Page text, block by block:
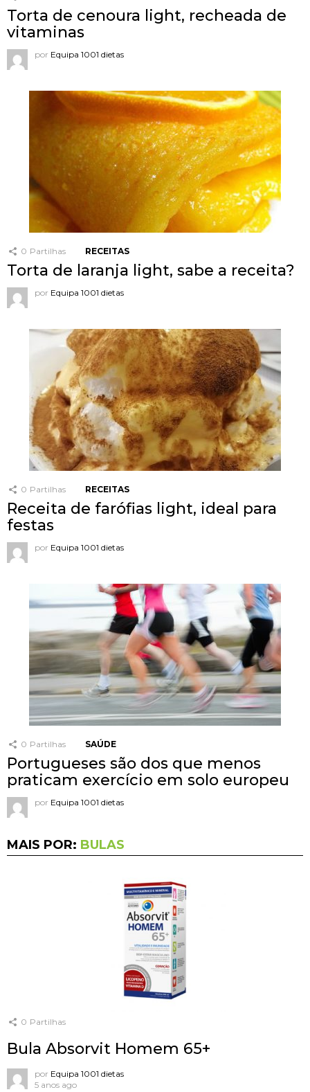
Torta de cenoura light, recheada de
vitaminas
por Equipa 1001 dietas
0 Partilhas RECEITAS
Torta de laranja light, sabe a receita?
por Equipa 1001 dietas
0 Partilhas RECEITAS
Receita de farófias light, ideal para
festas
por Equipa 1001 dietas
0 Partilhas SAÚDE
Portugueses são dos que menos
praticam exercício em solo europeu
por Equipa 1001 dietas
MAIS POR: BULAS
0 Partilhas
Bula Absorvit Homem 65+
por Equipa 1001 dietas
5 anos ago